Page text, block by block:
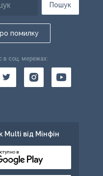
Пошук
помилку
в соц. мережах:
Multi від Мінфін
в